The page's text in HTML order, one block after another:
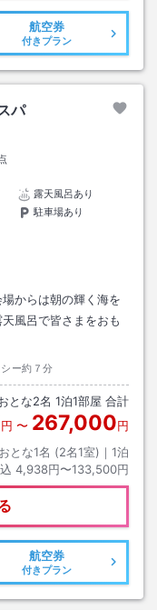
航空券
付きプラン
パ
露天風呂あり
駐車場あり
からは朝の輝く海を
風呂で皆さまをおも
ー約７分
とな2名 1泊1部屋 合計
円 〜 267,000円
おとな1名 (2名1室)｜ 1泊
4,938円〜133,500円
航空券
付きプラン